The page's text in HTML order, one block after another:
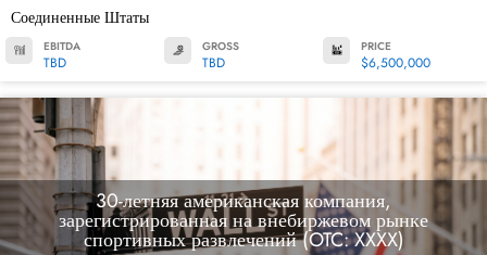
Соединенные Штаты
EBITDA
TBD
GROSS
TBD
PRICE
$6,500,000
30-летняя американская компания,
зарегистрированная на внебиржевом рынке
спортивных развлечений (OTC: XXXX)